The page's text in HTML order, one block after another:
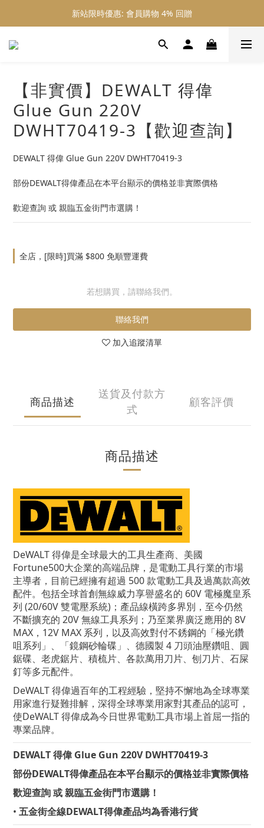
新站限時優惠: 會員購物 4% 回贈
新站限時優惠: 會員購物 4% 回贈
新站限時優惠: 滿 $800 順豐免運費
【非實價】DEWALT 得偉
Glue Gun 220V
DWHT70419-3【歡迎查詢】
DEWALT 得偉 Glue Gun 220V DWHT70419-3
部份DEWALT得偉產品在本平台顯示的價格並非實際價格
歡迎查詢 或 親臨五金街門市選購！
全店，[限時]買滿 $800 免順豐運費
若想購買，請聯絡我們。
聯絡我們
加入追蹤清單
商品描述
送貨及付款方
式
顧客評價
商品描述
DeWALT 得偉是全球最大的工具生產商、美國
Fortune500大企業的高端品牌，是電動工具行業的市場
主導者，目前已經擁有超過 500 款電動工具及過萬款高效
配件。包括全球首創無線威力享譽盛名的 60V 電極魔皇系
列 (20/60V 雙電壓系統)；產品線橫跨多界別，至今仍然
不斷擴充的 20V 無線工具系列；乃至業界廣泛應用的 8V
MAX，12V MAX 系列，以及高效對付不銹鋼的「極光鑽
咀系列」、「鏡鋼砂輪碟」、德國製 4 刀頭油壓鑽咀、圓
鋸碟、老虎鋸片、積梳片、各款萬用刀片、刨刀片、石屎
釘等多元配件。
DeWALT得偉過百年的工程經驗，堅持不懈地為全球專業
用家進行疑難排解，深得全球專業用家對其產品的認可，
使DeWALT得偉成為今日世界電動工具市場上首屈一指的
專業品牌。
DEWALT 得偉 Glue Gun 220V DWHT70419-3
部份DEWALT得偉產品在本平台顯示的價格並非實際價格
歡迎查詢 或 親臨五金街門市選購！
• 五金街全線DEWALT得偉產品均為香港行貨